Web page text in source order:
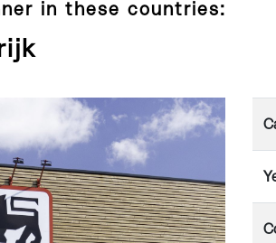
in these countries: